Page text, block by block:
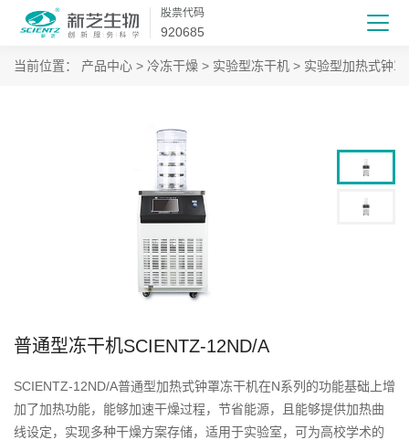
股票代码
920685
当前位置： 产品中心 > 冷冻干燥 > 实验型冻干机 > 实验型加热式钟
普通型冻干机SCIENTZ-12ND/A
SCIENTZ-12ND/A普通型加热式钟罩冻干机在N系列的功能基础上增
加了加热功能，能够加速干燥过程，节省能源，且能够提供加热曲
线设定，实现多种干燥方案存储，适用于实验室，可为高校学术的